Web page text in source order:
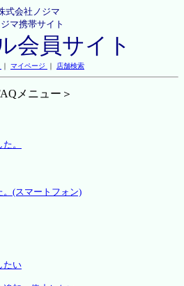
式会社ノジマ
ジマ携帯サイト
会員サイト
｜ マイページ ｜ 店舗検索
メニュー＞
。
。(スマートフォン)
たい